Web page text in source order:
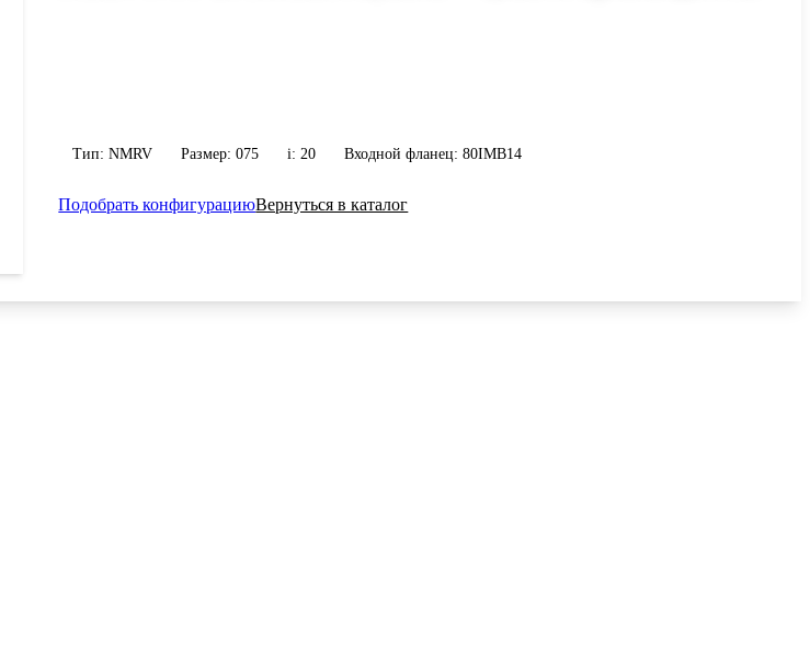
Тип: NMRV Размер: 075 i: 20 Входной фланец: 80IMB14
Подобрать конфигурациюВернуться в каталог